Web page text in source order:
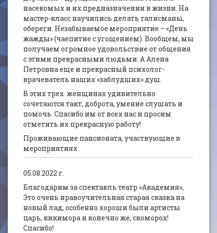
насекомых и их предназначении в жизни. На
мастер-класс научились делать талисманы,
обереги. Незабываемое мероприятие – «День
жажды» (чаепитие с угощением). Вообщем, мы
получаем огромное удовольствие от общения
с этими прекрасными людьми. А Алена
Петровна еще и прекрасный психолог-
врачеватель наших «заблудших» душ.
В этих трех женщинах удивительно
сочетаются такт, доброта, умение слушать и
помочь. Спасибо им от всех нас и просим
отметить их прекрасную работу!
Проживающие пансионата, участвующие в
мероприятиях.
05.08.2022 г.
Благодарим за спектакль театр «Академия»,
Это очень нравоучительная старая сказка на
новый лад, особенно хороши были артисты
царь, кикимора и конечно же, скоморох!
Спасибо!